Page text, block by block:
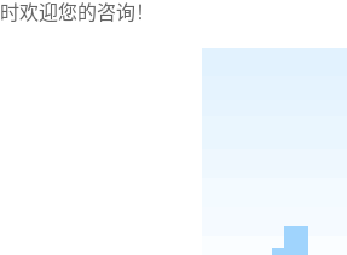
时欢迎您的咨询！